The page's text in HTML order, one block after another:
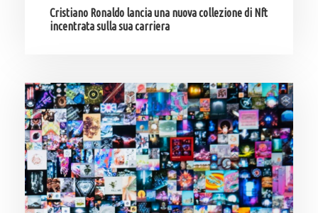
Cristiano Ronaldo lancia una nuova collezione di Nft
incentrata sulla sua carriera